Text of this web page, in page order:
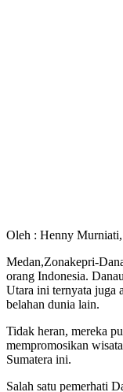
Oleh : Henny
Medan,Zonakepri-
orang Indonesia.
Utara ini ternyata juga
belahan dunia lain.
Tidak heran, mereka
mempromosikan
Sumatera ini.
Salah satu pemerhati